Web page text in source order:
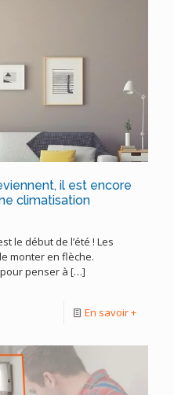
il est encore
climatisation
le début de l’été ! Les
monter en flèche.
penser à […]
En savoir +